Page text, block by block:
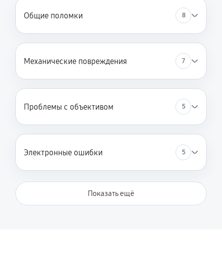
Общие поломки 8
Механические повреждения 7
Проблемы с объективом 5
Электронные ошибки 5
Показать ещё